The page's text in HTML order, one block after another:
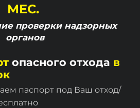
МЕС.
проверки надзорных
органов
опасного отхода в
паспорт под Ваш отход/